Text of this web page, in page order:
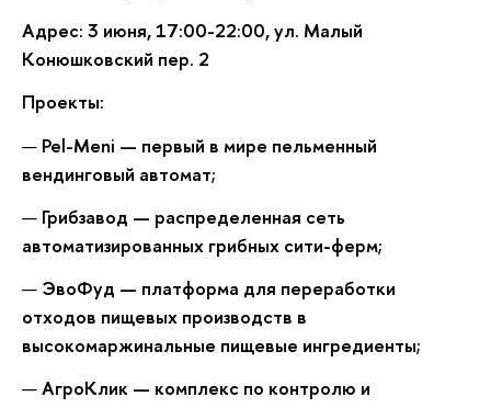
Адрес: 3 июня, 17:00-22:00, ул. Малый
Конюшковский пер. 2
Проекты:
Pel-Meni — первый в мире пельменный
вендинговый автомат;
Грибзавод — распределенная сеть
автоматизированных грибных сити-ферм;
ЭвоФуд — платформа для переработки
отходов пищевых производств в
высокомаржинальные пищевые ингредиенты;
АгроКлик — комплекс по контролю и